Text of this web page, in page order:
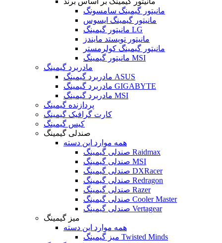
مانیتور گیمینگ سامسونگ
مانیتور گیمینگ ایسوس
مانیتور گیمینگ LG
مانیتور تویستد مایندز
مانیتور گیمینگ کولرمستر
مانیتور گیمینگ MSI
مادربرد گیمینگ
مادربرد گیمینگ ASUS
مادربرد گیمینگ GIGABYTE
مادربرد گیمینگ MSI
پردازنده گیمینگ
کارت گرافیک گیمینگ
کیس گیمینگ
صندلی گیمینگ
همه موارد این دسته
صندلی گیمینگ Raidmax
صندلی گیمینگ MSI
صندلی گیمینگ DXRacer
صندلی گیمینگ Redragon
صندلی گیمینگ Razer
صندلی گیمینگ Cooler Master
صندلی گیمینگ Vertagear
میز گیمینگ
همه موارد این دسته
میز گیمینگ Twisted Minds